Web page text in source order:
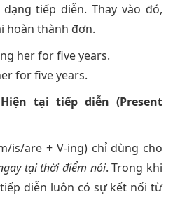
tiếp diễn. Thay vào đó,
hoàn thành đơn.
her for five years.
for five years.
tại tiếp diễn (Present
is/are + V-ing) chỉ dùng cho
tại thời điểm nói. Trong khi
diễn luôn có sự kết nối từ